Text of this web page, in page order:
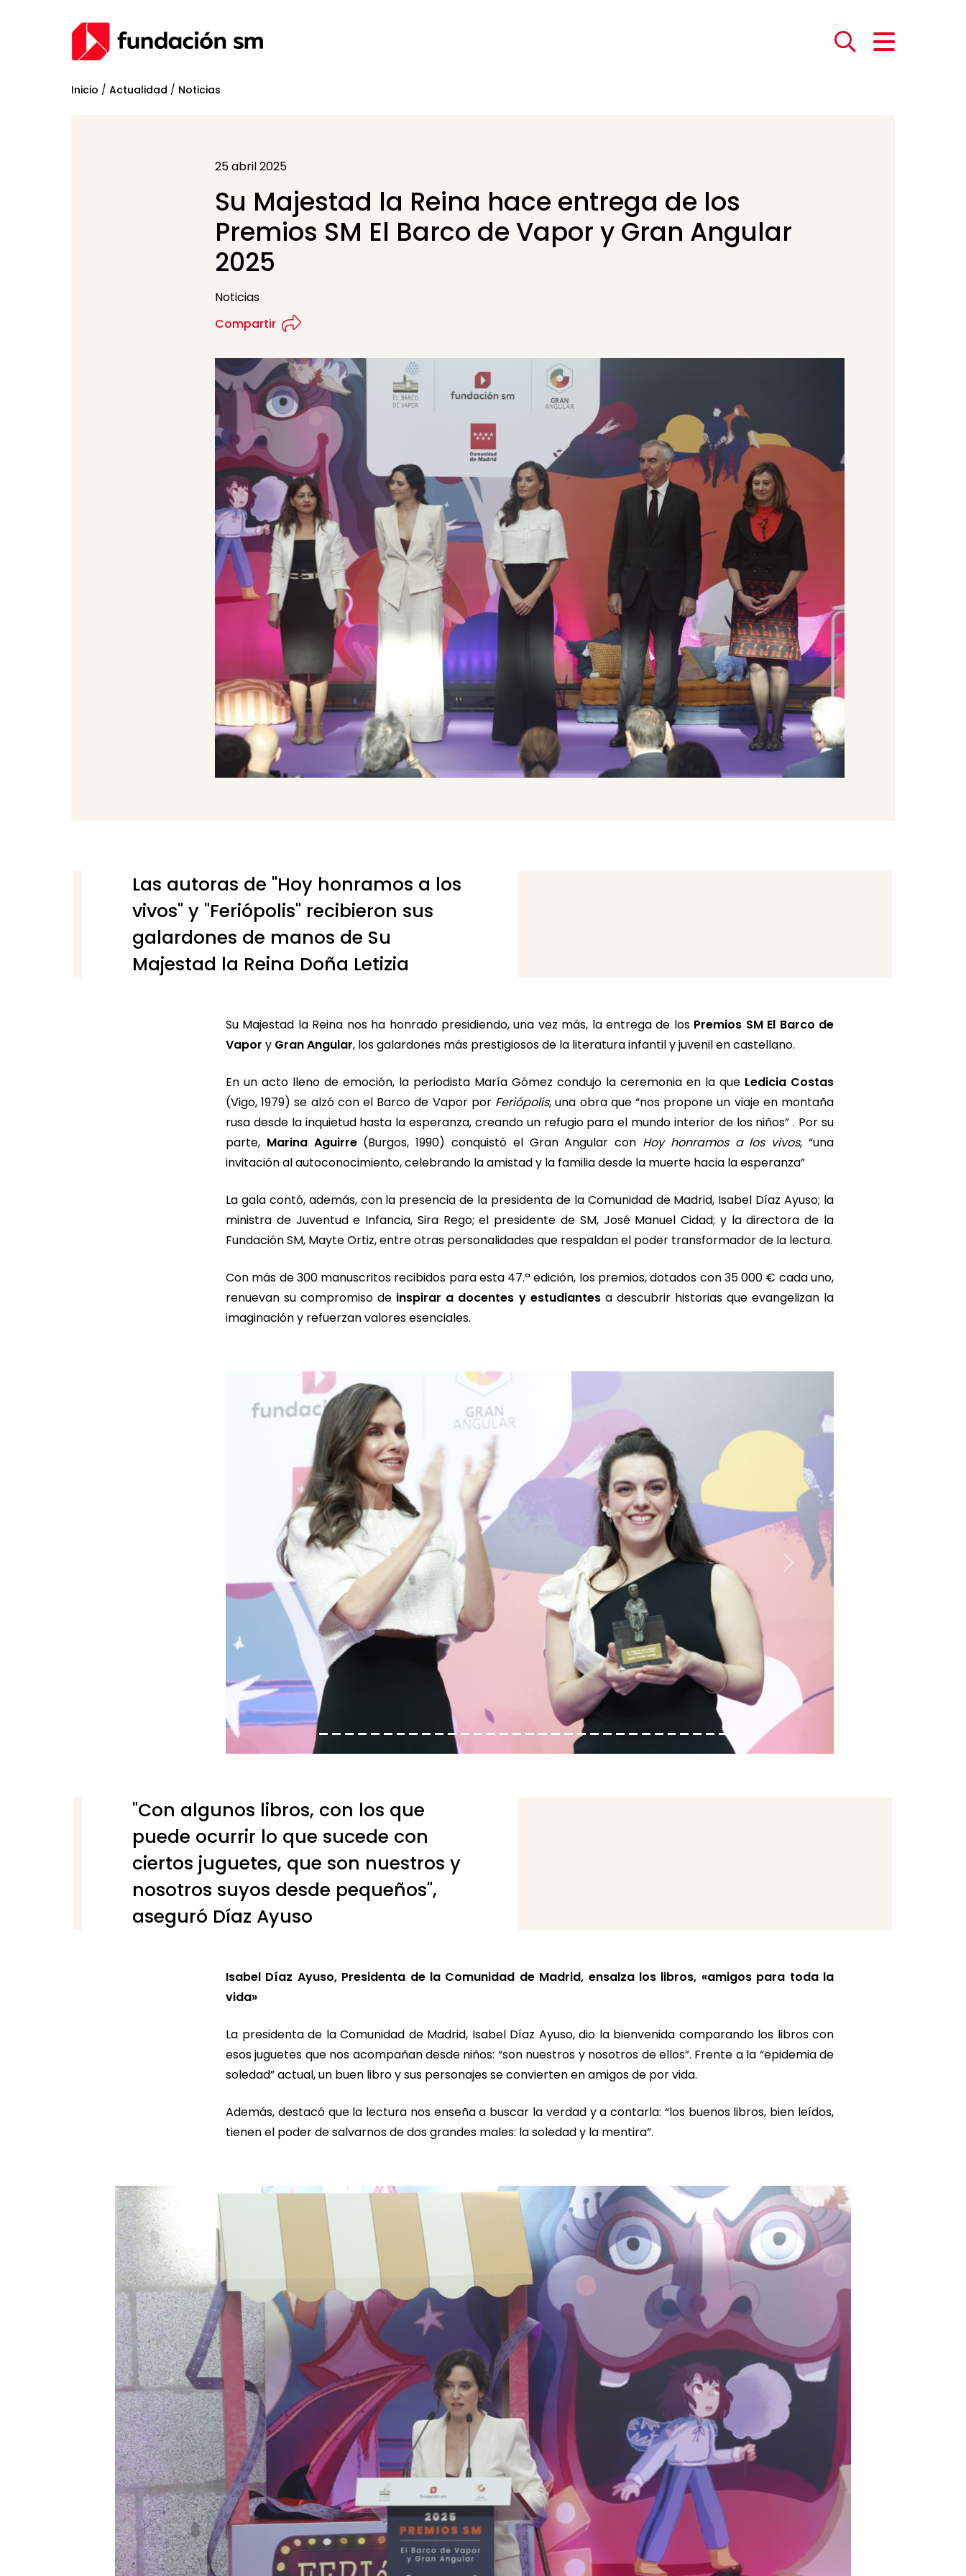
Inicio / Actualidad / Noticias
25 abril 2025
Su Majestad la Reina hace entrega de los
Premios SM El Barco de Vapor y Gran Angular
2025
Noticias
Compartir
Las autoras de "Hoy honramos a los
vivos" y "Feriópolis" recibieron sus
galardones de manos de Su
Majestad la Reina Doña Letizia
Su Majestad la Reina nos ha honrado presidiendo, una vez más, la entrega de los Premios SM El Barco de
Vapor y Gran Angular, los galardones más prestigiosos de la literatura infantil y juvenil en castellano.
En un acto lleno de emoción, la periodista María Gómez condujo la ceremonia en la que Ledicia Costas
(Vigo, 1979) se alzó con el Barco de Vapor por Feriópolis, una obra que “nos propone un viaje en montaña
rusa desde la inquietud hasta la esperanza, creando un refugio para el mundo interior de los niños” . Por su
parte, Marina Aguirre(Burgos, 1990) conquistó el Gran Angular con Hoy honramos a los vivos, “una
invitación al autoconocimiento, celebrando la amistad y la familia desde la muerte hacia la esperanza”
La gala contó, además, con la presencia de la presidenta de la Comunidad de Madrid, Isabel Díaz Ayuso; la
ministra de Juventud e Infancia, Sira Rego; el presidente de SM, José Manuel Cidad; y la directora de la
Fundación SM, Mayte Ortiz, entre otras personalidades que respaldan el poder transformador de la lectura.
Con más de 300 manuscritos recibidos para esta 47.ª edición, los premios, dotados con 35 000 € cada uno,
renuevan su compromiso de inspirar a docentes y estudiantesa descubrir historias que evangelizan la
imaginación y refuerzan valores esenciales.
Anterior Siguiente
"Con algunos libros, con los que
puede ocurrir lo que sucede con
ciertos juguetes, que son nuestros y
nosotros suyos desde pequeños",
aseguró Díaz Ayuso
Isabel Díaz Ayuso, Presidenta de la Comunidad de Madrid, ensalza los libros, «amigos para toda la
vida»
La presidenta de la Comunidad de Madrid, Isabel Díaz Ayuso, dio la bienvenida comparando los libros con
esos juguetes que nos acompañan desde niños: “son nuestros y nosotros de ellos”. Frente a la “epidemia de
soledad” actual, un buen libro y sus personajes se convierten en amigos de por vida.
Además, destacó que la lectura nos enseña a buscar la verdad y a contarla: “los buenos libros, bien leídos,
tienen el poder de salvarnos de dos grandes males: la soledad y la mentira”.